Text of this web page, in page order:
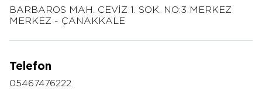
BARBAROS MAH. CEVİZ 1. SOK. NO:3 MERKEZ
MERKEZ - ÇANAKKALE
Telefon
05467476222